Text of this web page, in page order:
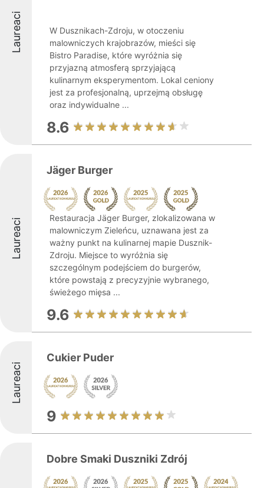
Laureaci
W Dusznikach-Zdroju, w otoczeniu
malowniczych krajobrazów, mieści się
Bistro Paradise, które wyróżnia się
przyjazną atmosferą sprzyjającą
kulinarnym eksperymentom. Lokal ceniony
jest za profesjonalną, uprzejmą obsługę
oraz indywidualne ...
8.6
Laureaci
Jäger Burger
Restauracja Jäger Burger, zlokalizowana w
malowniczym Zieleńcu, uznawana jest za
ważny punkt na kulinarnej mapie Dusznik-
Zdroju. Miejsce to wyróżnia się
szczególnym podejściem do burgerów,
które powstają z precyzyjnie wybranego,
świeżego mięsa ...
9.6
Laureaci
Cukier Puder
9
Dobre Smaki Duszniki Zdrój